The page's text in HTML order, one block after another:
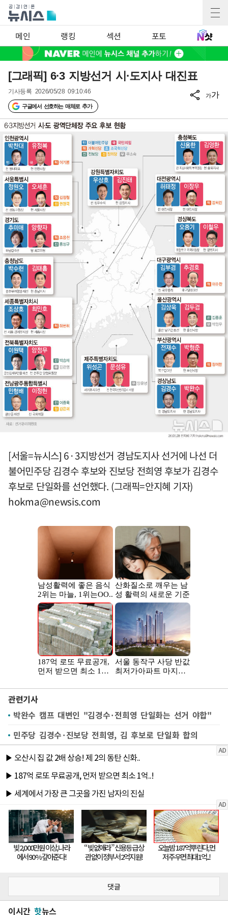
메인 랭킹 섹션 포토
[그래픽] 6·3 지방선거 시·도지사 대진표
기사등록 2026/05/28 09:10:46
구글에서 선호하는 매체로 추가
가가
[서울=뉴시스] 6·3지방선거 경남도지사 선거에 나선 더
불어민주당 김경수 후보와 진보당 전희영 후보가 김경수
후보로 단일화를 선언했다. (그래픽=안지혜 기자)
hokma@newsis.com
관련기사
박완수 캠프 대변인 "김경수·전희영 단일화는 선거 야합"
민주당 김경수·진보당 전희영, 김 후보로 단일화 합의
댓글
이시간 핫뉴스